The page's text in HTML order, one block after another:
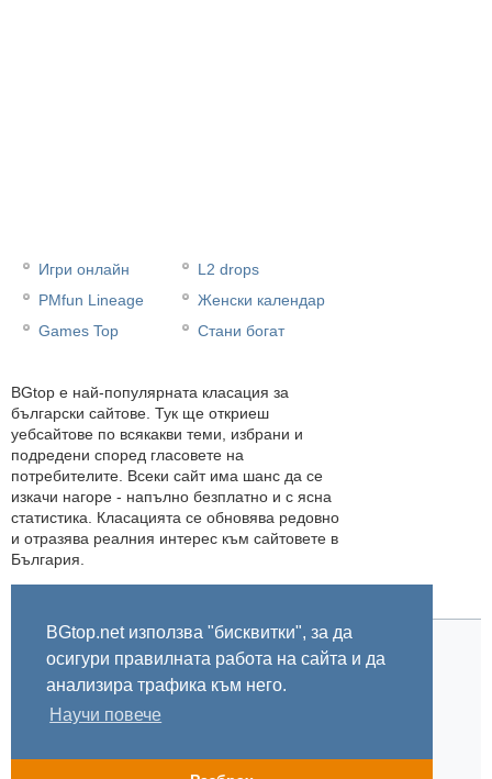
BGtop.net използва "бисквитки", за да
осигури правилната работа на сайта и да
анализира трафика към него.
Научи повече
Игри онлайн
PMfun Lineage
Games Top
L2 drops
Женски календар
Стани богат
BGtop e най-популярната класация за
български сайтове. Тук ще откриеш
уебсайтове по всякакви теми, избрани и
подредени според гласовете на
потребителите. Всеки сайт има шанс да се
изкачи нагоре - напълно безплатно и с ясна
статистика. Класацията се обновява редовно
и отразява реалния интерес към сайтовете в
България.
Начало Правила За BGtop.net
Пишете ни
Линк за гласуване
Бисквитки Поверителност
© 2002-2026 BGtop.net